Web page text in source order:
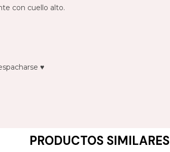
con cuello alto.
♥️
PRODUCTOS SIMILARES